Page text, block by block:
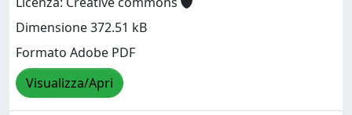
Dimensione 372.51 kB
Formato Adobe PDF
Visualizza/Apri